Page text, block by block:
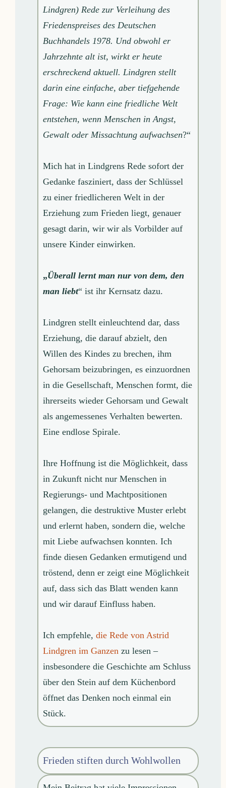
Lindgren) Rede zur Verleihung des
Friedenspreises des Deutschen
Buchhandels 1978. Und obwohl er
Jahrzehnte alt ist, wirkt er heute
erschreckend aktuell. Lindgren stellt
darin eine einfache, aber tiefgehende
Frage: Wie kann eine friedliche Welt
entstehen, wenn Menschen in Angst,
Gewalt oder Missachtung aufwachsen?“
Mich hat in Lindgrens Rede sofort der
Gedanke fasziniert, dass der Schlüssel
zu einer friedlicheren Welt in der
Erziehung zum Frieden liegt, genauer
gesagt darin, wir wir als Vorbilder auf
unsere Kinder einwirken.
„Überall lernt man nur von dem, den
man liebt“ ist ihr Kernsatz dazu.
Lindgren stellt einleuchtend dar, dass
Erziehung, die darauf abzielt, den
Willen des Kindes zu brechen, ihm
Gehorsam beizubringen, es einzuordnen
in die Gesellschaft, Menschen formt, die
ihrerseits wieder Gehorsam und Gewalt
als angemessenes Verhalten bewerten.
Eine endlose Spirale.
Ihre Hoffnung ist die Möglichkeit, dass
in Zukunft nicht nur Menschen in
Regierungs- und Machtpositionen
gelangen, die destruktive Muster erlebt
und erlernt haben, sondern die, welche
mit Liebe aufwachsen konnten. Ich
finde diesen Gedanken ermutigend und
tröstend, denn er zeigt eine Möglichkeit
auf, dass sich das Blatt wenden kann
und wir darauf Einfluss haben.
Ich empfehle,die Rede von Astrid
Lindgren im Ganzen zu lesen –
insbesondere die Geschichte am Schluss
über den Stein auf dem Küchenbord
öffnet das Denken noch einmal ein
Stück.
Frieden stiften durch Wohlwollen